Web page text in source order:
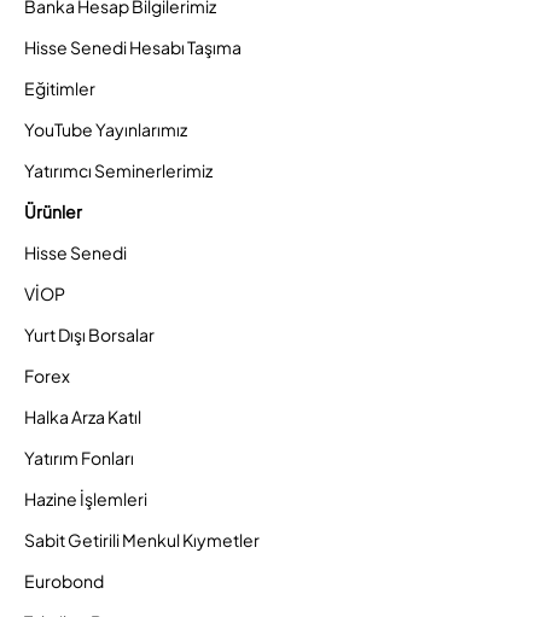
Banka Hesap Bilgilerimiz
Hisse Senedi Hesabı Taşıma
Eğitimler
YouTube Yayınlarımız
Yatırımcı Seminerlerimiz
Ürünler
Hisse Senedi
VİOP
Yurt Dışı Borsalar
Forex
Halka Arza Katıl
Yatırım Fonları
Hazine İşlemleri
Sabit Getirili Menkul Kıymetler
Eurobond